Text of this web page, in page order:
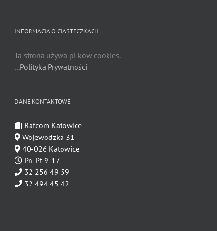
INFORMACJA O CIASTECZKACH
Ta strona używa plików cookies.
...Polityka Prywatności
DANE KONTAKTOWE
Rafcom Katowice
Wojewódzka 31
40-026 Katowice
Pn-Pt 9-17
32 256 49 59
32 494 45 42